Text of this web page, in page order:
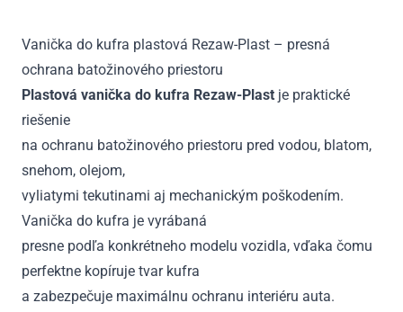
systém
B&O,
spodná
poloha
Vanička do kufra plastová Rezaw-Plast – presná
ochrana batožinového priestoru
Plastová vanička do kufra Rezaw-Plast je praktické
riešenie
na ochranu batožinového priestoru pred vodou, blatom,
snehom, olejom,
vyliatymi tekutinami aj mechanickým poškodením.
Vanička do kufra je vyrábaná
presne podľa konkrétneho modelu vozidla, vďaka čomu
perfektne kopíruje tvar kufra
a zabezpečuje maximálnu ochranu interiéru auta.